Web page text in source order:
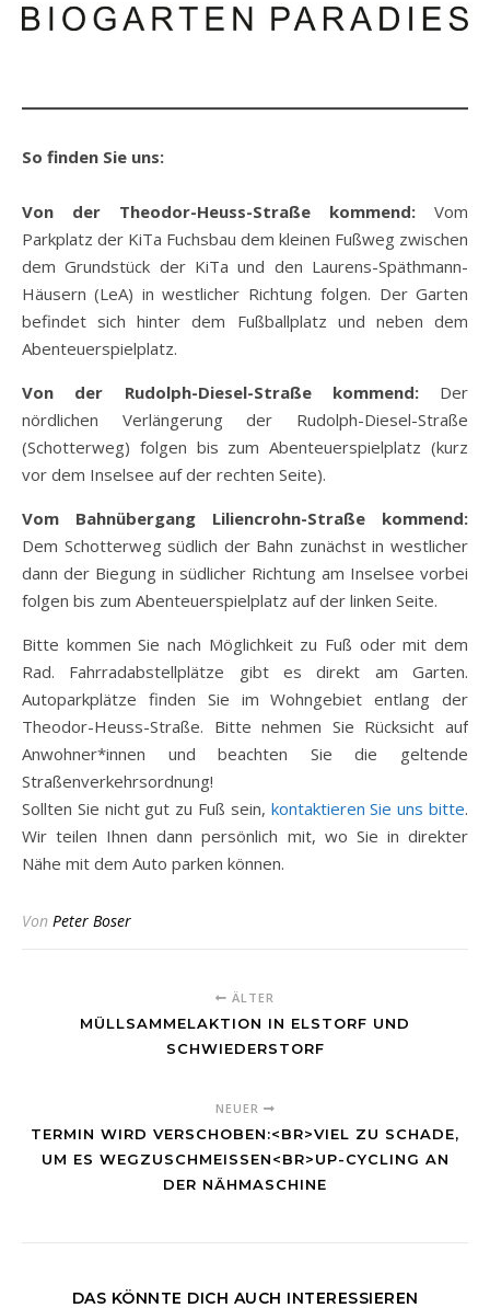
So finden Sie uns:
Von der Theodor-Heuss-Straße kommend: Vom
Parkplatz der KiTa Fuchsbau dem kleinen Fußweg zwischen
dem Grundstück der KiTa und den Laurens-Späthmann-
Häusern (LeA) in westlicher Richtung folgen. Der Garten
befindet sich hinter dem Fußballplatz und neben dem
Abenteuerspielplatz.
Von der Rudolph-Diesel-Straße kommend:Der
nördlichen Verlängerung der Rudolph-Diesel-Straße
(Schotterweg) folgen bis zum Abenteuerspielplatz (kurz
vor dem Inselsee auf der rechten Seite).
Vom Bahnübergang Liliencrohn-Straße kommend:
Dem Schotterweg südlich der Bahn zunächst in westlicher
dann der Biegung in südlicher Richtung am Inselsee vorbei
folgen bis zum Abenteuerspielplatz auf der linken Seite.
Bitte kommen Sie nach Möglichkeit zu Fuß oder mit dem
Rad. Fahrradabstellplätze gibt es direkt am Garten.
Autoparkplätze finden Sie im Wohngebiet entlang der
Theodor-Heuss-Straße. Bitte nehmen Sie Rücksicht auf
Anwohner*innen und beachten Sie die geltende
Straßenverkehrsordnung!
Sollten Sie nicht gut zu Fuß sein, kontaktieren Sie uns bitte.
Wir teilen Ihnen dann persönlich mit, wo Sie in direkter
Nähe mit dem Auto parken können.
Von Peter Boser
ÄLTER
MÜLLSAMMELAKTION IN ELSTORF UND
SCHWIEDERSTORF
NEUER
TERMIN WIRD VERSCHOBEN:<BR>VIEL ZU SCHADE,
UM ES WEGZUSCHMEISSEN<BR>UP-CYCLING AN D
ER NÄHMASCHINE
DAS KÖNNTE DICH AUCH INTERESSIEREN